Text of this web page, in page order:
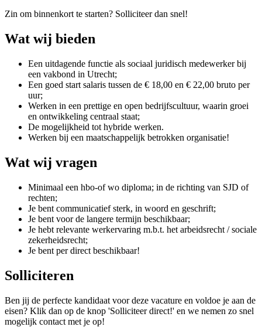
Zin om binnenkort te starten? Solliciteer dan snel!
Wat wij bieden
Een uitdagende functie als sociaal juridisch medewerker bij
een vakbond in Utrecht;
Een goed start salaris tussen de € 18,00 en € 22,00 bruto per
uur;
Werken in een prettige en open bedrijfscultuur, waarin groei
en ontwikkeling centraal staat;
De mogelijkheid tot hybride werken.
Werken bij een maatschappelijk betrokken organisatie!
Wat wij vragen
Minimaal een hbo-of wo diploma; in de richting van SJD of
rechten;
Je bent communicatief sterk, in woord en geschrift;
Je bent voor de langere termijn beschikbaar;
Je hebt relevante werkervaring m.b.t. het arbeidsrecht / sociale
zekerheidsrecht;
Je bent per direct beschikbaar!
Solliciteren
Ben jij de perfecte kandidaat voor deze vacature en voldoe je aan de
eisen? Klik dan op de knop 'Solliciteer direct!' en we nemen zo snel
mogelijk contact met je op!